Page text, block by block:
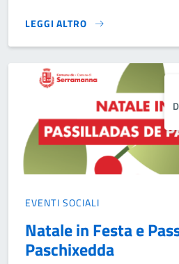
LEGGI ALTRO
PRESENTAZIONE DEL LIBRO
EVENTI SOCIALI
Natale in Festa e
Paschixedda